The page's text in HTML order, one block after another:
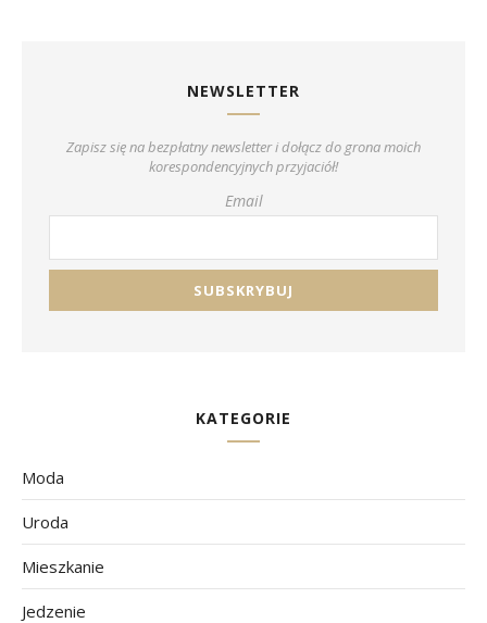
NEWSLETTER
Zapisz się na bezpłatny newsletter i dołącz do grona moich
korespondencyjnych przyjaciół!
Email
KATEGORIE
Moda
Uroda
Mieszkanie
Jedzenie